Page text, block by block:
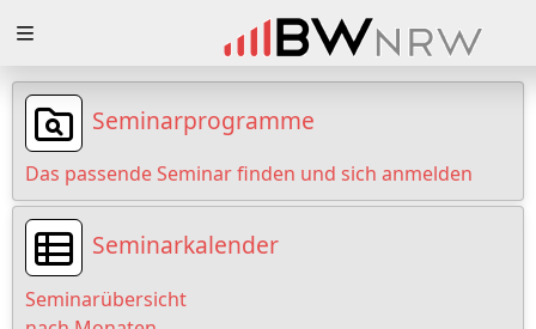
Loading
Loading
Loading
Loading
Loading
Seminarprogramme
Das passende Seminar finden und sich anmelden
Seminarkalender
Seminarübersicht